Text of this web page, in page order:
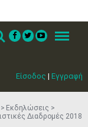
Είσοδος | Εγγραφή
Menu
Εκδηλώσεις
Διαδρομές 2018